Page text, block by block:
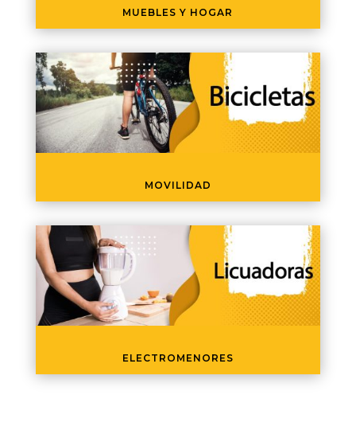
MUEBLES Y HOGAR
MOVILIDAD
ELECTROMENORES